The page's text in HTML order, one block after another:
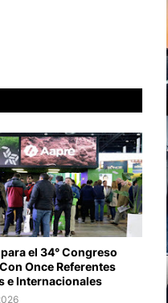
el 34° Congreso
Once Referentes
e Internacionales